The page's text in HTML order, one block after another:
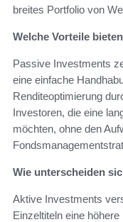
breites Portfolio von
Welche Vorteile
Passive Investments
eine einfache
Renditeoptimierung
Investoren, die eine
möchten, ohne den
Wie unterscheiden
Aktive Investments
Einzeltiteln eine